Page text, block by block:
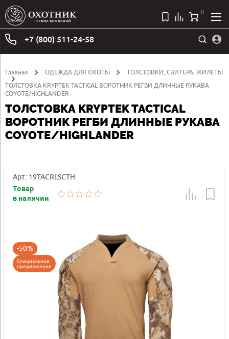
+7 (800) 511-24-58
0
Главная ОДЕЖДА ДЛЯ ОХОТЫ
ТОЛСТОВКИ, СВИТЕРА, ЖИЛЕТЫ
ТОЛСТОВКА KRYPTEK TACTICAL ВОРОТНИК РЕГБИ ДЛИННЫЕ РУКАВА
COYOTE/HIGHLANDER
ТОЛСТОВКА KRYPTEK TACTICAL
ВОРОТНИК РЕГБИ ДЛИННЫЕ РУКАВА
COYOTE/HIGHLANDER
Арт.: 19TACRLSCTH
Товар
в наличии
-50%
Специальное
предложение